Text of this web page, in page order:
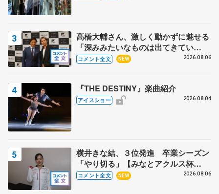
高橋大輔さん、激しく動かずに魅せる
「深みみたいなものは出てきてい
る？」 〝兄さん〟と慕うレジェンド
コメント全文 NEW 2026.08.06
『THE DESTINY』楽曲紹介
アイスショー 2026.08.04
横井きな結、３位発進 卒業シーズン
「やり切る」【みなとアクルス杯
SP】
コメント全文 NEW 2026.08.06